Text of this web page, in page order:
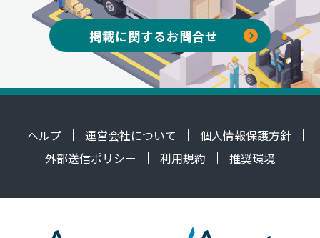
掲載に関するお問合せ
ヘルプ 運営会社について
個人情報保護方針
外部送信ポリシー
利用規約 推奨環境